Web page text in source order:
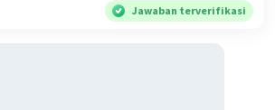
ini membantu kamu memahami konsep ini
Jawaban terverifikasi